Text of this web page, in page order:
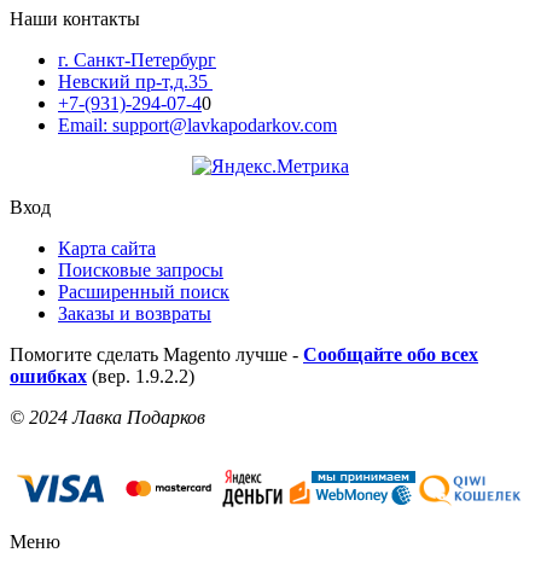
Наши контакты
г. Санкт-Петербург
Невский пр-т,д.35
+7-(931)-294-07-40
Email: support@lavkapodarkov.com
Вход
Карта сайта
Поисковые запросы
Расширенный поиск
Заказы и возвраты
Помогите сделать Magento лучше - Сообщайте обо всех
ошибках (вер. 1.9.2.2)
© 2024 Лавка Подарков
Меню